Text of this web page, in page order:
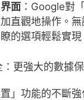
面 ：Google對
直觀地操作。
的選項輕鬆實現
更強大的數據
」功能的不斷